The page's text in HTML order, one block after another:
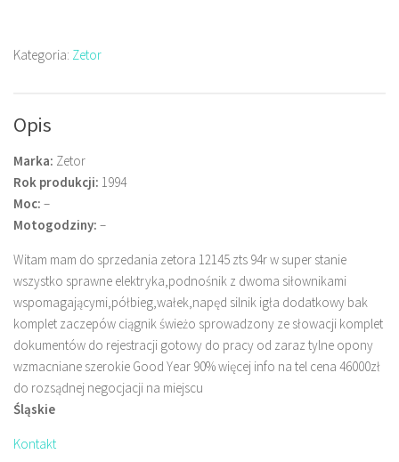
Kategoria: Zetor
Opis
Marka: Zetor
Rok produkcji: 1994
Moc: –
Motogodziny: –
Witam mam do sprzedania zetora 12145 zts 94r w super stanie
wszystko sprawne elektryka,podnośnik z dwoma siłownikami
wspomagającymi,półbieg,wałek,napęd silnik igła dodatkowy bak
komplet zaczepów ciągnik świeżo sprowadzony ze słowacji komplet
dokumentów do rejestracji gotowy do pracy od zaraz tylne opony
wzmacniane szerokie Good Year 90% więcej info na tel cena 46000zł
do rozsądnej negocjacji na miejscu
Śląskie
Kontakt